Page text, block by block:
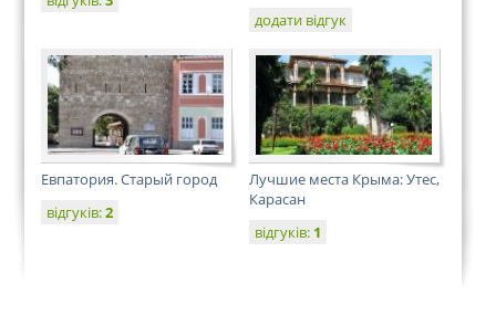
додати відгук
Евпатория. Старый город
відгуків:2
Лучшие места Крыма: Утес,
Карасан
відгуків: 1